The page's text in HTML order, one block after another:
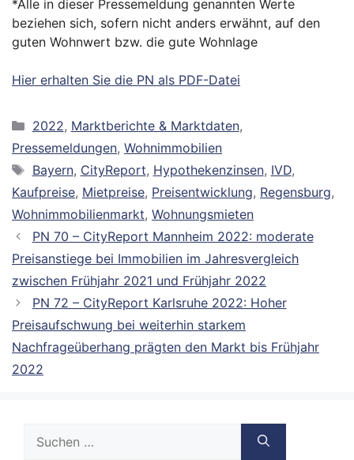
*Alle in dieser Pressemeldung genannten Werte
beziehen sich, sofern nicht anders erwähnt, auf den
guten Wohnwert bzw. die gute Wohnlage
Hier erhalten Sie die PN als PDF-Datei
Kategorien
2022, Marktberichte & Marktdaten,
Pressemeldungen, Wohnimmobilien
Schlagwörter
Bayern, CityReport, Hypothekenzinsen, IVD,
Kaufpreise, Mietpreise, Preisentwicklung, Regensburg,
Wohnimmobilienmarkt, Wohnungsmieten
PN 70 – CityReport Mannheim 2022: moderate
Preisanstiege bei Immobilien im Jahresvergleich
zwischen Frühjahr 2021 und Frühjahr 2022
PN 72 – CityReport Karlsruhe 2022: Hoher
Preisaufschwung bei weiterhin starkem
Nachfrageüberhang prägten den Markt bis Frühjahr
2022
nach: